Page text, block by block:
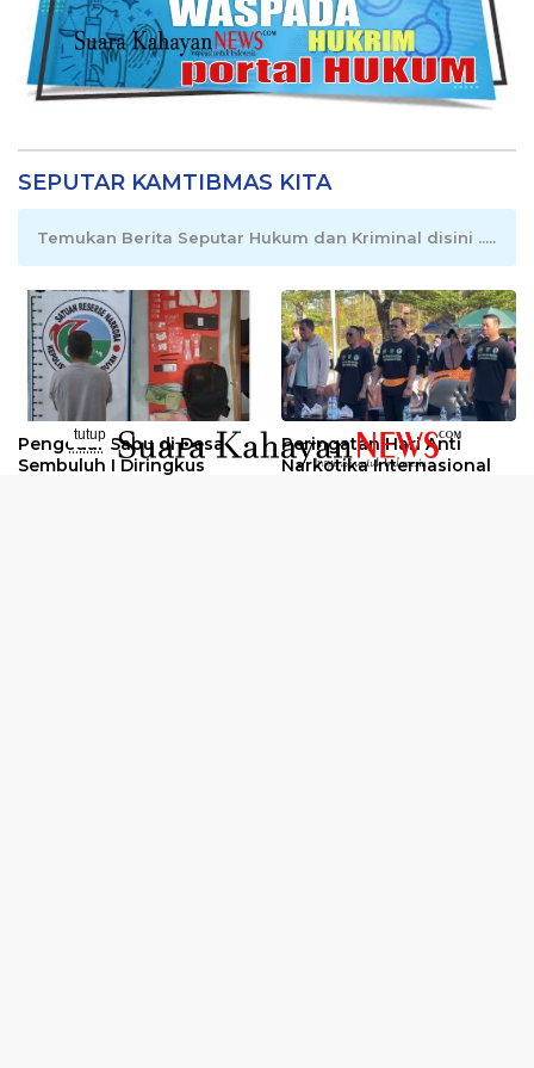
SEPUTAR KAMTIBMAS KITA
Temukan Berita Seputar Hukum dan Kriminal disini .....
Pengedar Sabu di Desa
Sembuluh I Diringkus
Peringatan Hari Anti
Narkotika Internasional
tutup
..........